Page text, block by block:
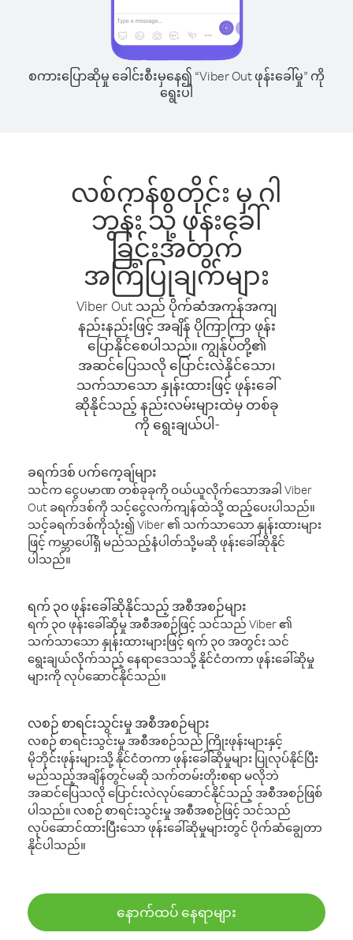
စကားပြောဆိုမှု ခေါင်းစီးမှနေ၍ “Viber Out ဖုန်းခေါ်မှု” ကို
ရွေးပါ
လစ်ကန်စတိုင်း မှ ဂါ
ဘွန်း သို့ ဖုန်းခေါ်
ခြင်းအတွက်
အကြံပြုချက်များ
Viber Out သည် ပိုက်ဆံအကုန်အကျ
နည်းနည်းဖြင့် အချိန် ပိုကြာကြာ ဖုန်း
ပြောနိုင်စေပါသည်။ ကျွန်ုပ်တို့၏
အဆင်ပြေသလို ပြောင်းလဲနိုင်သော၊
သက်သာသော နှုန်းထားဖြင့် ဖုန်းခေါ်
ဆိုနိုင်သည့် နည်းလမ်းများထဲမှ တစ်ခု
ကို ရွေးချယ်ပါ-
ခရက်ဒစ် ပက်ကေ့ချ်များ
သင်က ငွေပမာဏ တစ်ခုခုကို ဝယ်ယူလိုက်သောအခါ Viber
Out ခရက်ဒစ်ကို သင့်ငွေလက်ကျန်ထဲသို့ ထည့်ပေးပါသည်။
သင့်ခရက်ဒစ်ကိုသုံး၍ Viber ၏ သက်သာသော နှုန်းထားများ
ဖြင့် ကမ္ဘာပေါ်ရှိ မည်သည့်နံပါတ်သို့မဆို ဖုန်းခေါ်ဆိုနိုင်
ပါသည်။
ရက် ၃၀ ဖုန်းခေါ်ဆိုနိုင်သည့် အစီအစဉ်များ
ရက် ၃၀ ဖုန်းခေါ်ဆိုမှု အစီအစဉ်ဖြင့် သင်သည် Viber ၏
သက်သာသော နှုန်းထားများဖြင့် ရက် ၃၀ အတွင်း သင်
ရွေးချယ်လိုက်သည့် နေရာဒေသသို့ နိုင်ငံတကာ ဖုန်းခေါ်ဆိုမှု
များကို လုပ်ဆောင်နိုင်သည်။
လစဉ် စာရင်းသွင်းမှု အစီအစဉ်များ
လစဉ် စာရင်းသွင်းမှု အစီအစဉ်သည် ကြိုးဖုန်းများနှင့်
မိုဘိုင်းဖုန်းများသို့ နိုင်ငံတကာ ဖုန်းခေါ်ဆိုမှုများ ပြုလုပ်နိုင်ပြီး
မည်သည့်အချိန်တွင်မဆို သက်တမ်းတိုးစရာ မလိုဘဲ
အဆင်ပြေသလို ပြောင်းလဲလုပ်ဆောင်နိုင်သည့် အစီအစဉ်ဖြစ်
ပါသည်။ လစဉ် စာရင်းသွင်းမှု အစီအစဉ်ဖြင့် သင်သည်
လုပ်ဆောင်ထားပြီးသော ဖုန်းခေါ်ဆိုမှုများတွင် ပိုက်ဆံချွေတာ
နိုင်ပါသည်။
နောက်ထပ် နေရာများ